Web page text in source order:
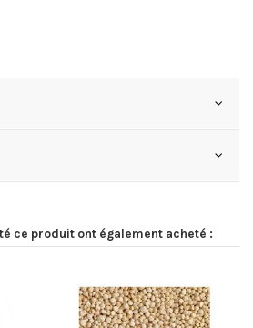
ce produit ont également acheté :